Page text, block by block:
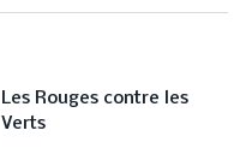
Les Rouges contre les
Verts